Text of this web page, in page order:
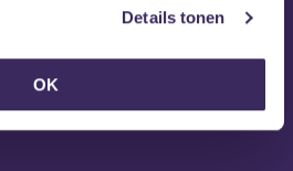
Details tonen
OK